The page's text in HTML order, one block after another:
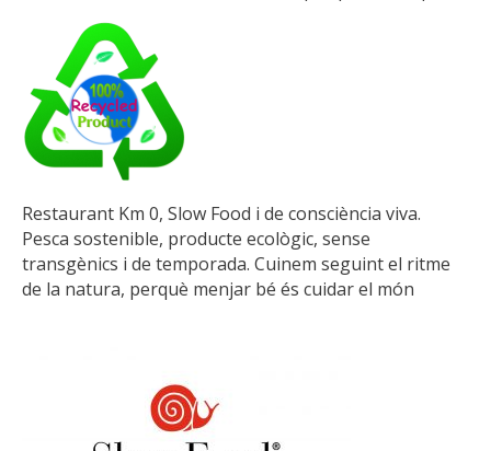
Restaurant Km 0, Slow Food i de consciència viva.
Pesca sostenible, producte ecològic, sense
transgènics i de temporada. Cuinem seguint el ritme
de la natura, perquè menjar bé és cuidar el món